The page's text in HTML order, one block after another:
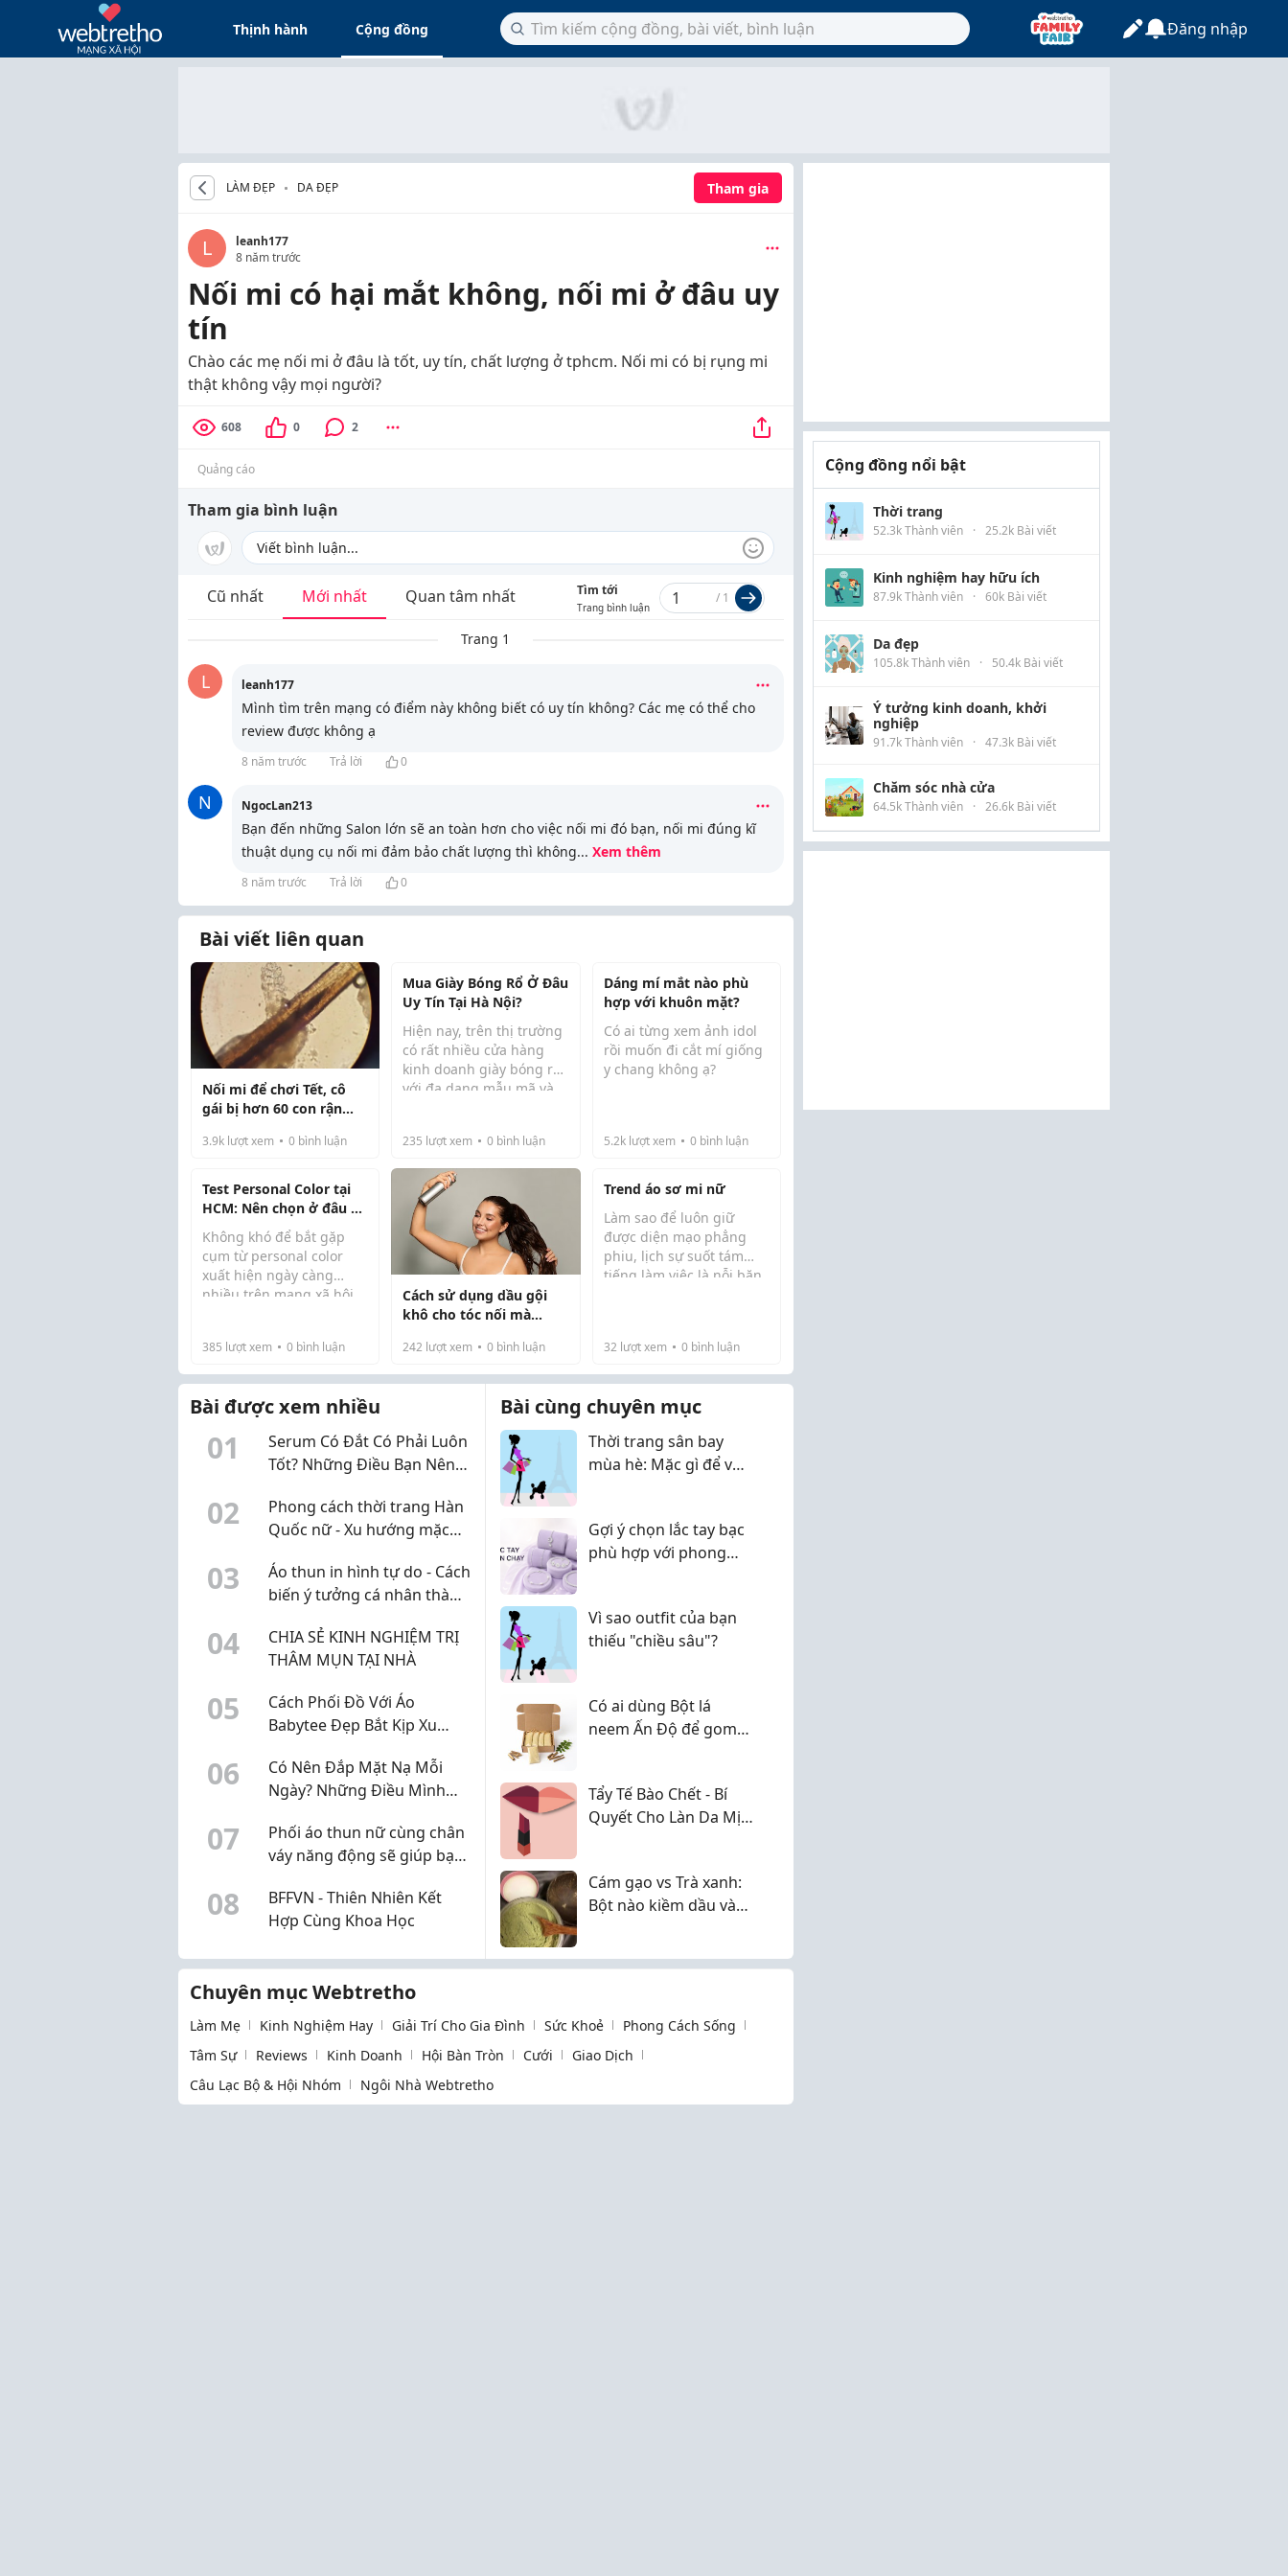
Thịnh hành Cộng đồng Đăng nhập
LÀM ĐẸP DA ĐẸP Tham gia
L
leanh177
8 năm trước
Nối mi có hại mắt không, nối mi ở đâu uy
tín
Chào các mẹ nối mi ở đâu là tốt, uy tín, chất lượng ở tphcm. Nối mi có bị rụng mi
thật không vậy mọi người?
608 0 2
Quảng cáo
Tham gia bình luận
Cũ nhất Mới nhất Quan tâm nhất Tìm tới
Trang bình luận
/ 1
Trang 1
L leanh177
Mình tìm trên mạng có điểm này không biết có uy tín không? Các mẹ có thể cho
review được không ạ
8 năm trước Trả lời 0
N NgocLan213
Bạn đến những Salon lớn sẽ an toàn hơn cho việc nối mi đó bạn, nối mi đúng kĩ
thuật dụng cụ nối mi đảm bảo chất lượng thì không... Xem thêm
8 năm trước Trả lời 0
Bài viết liên quan
Nối mi để chơi Tết, cô
gái bị hơn 60 con rận
3.9k lượt xem 0 bình luận
Mua Giày Bóng Rổ Ở Đâu
Uy Tín Tại Hà Nội?
Hiện nay, trên thị trường
có rất nhiều cửa hàng
kinh doanh giày bóng rổ
với đa dạng mẫu mã và
nào cũng cung cấp sản
phẩm chính hãng, đầy
đủ chế độ bảo ...
235 lượt xem 0 bình luận
Dáng mí mắt nào phù
hợp với khuôn mặt?
Có ai từng xem ảnh idol
rồi muốn đi cắt mí giống
y chang không ạ?
đúng dáng mí hot trend
hiểu mới thấy bác sĩ
thường không khuyến
khíc...
5.2klượt xem 0bình luận
Test Personal Color tại
HCM: Nên chọn ở đâu uy
tín?
Không khó để bắt gặp
cụm từ personal color
xuất hiện ngày càng
nhiều trên mạng xã hội
đầu tìm hiểu sâu hơn,
nhiều người lại rơi vào
một câu hỏi quen thuộ...
385 lượt xem 0 bình luận
Cách sử dụng dầu gội
khô cho tóc nối mà
242 lượt xem 0 bình luận
Trend áo sơ mi nữ
Làm sao để luôn giữ
được diện mạo phẳng
phiu, lịch sự suốt tám
tiếng làm việc là nỗi băn
thiên về những chi tiết
tối giản nhưng tin...
32 lượt xem 0bình luận
Bài được xem nhiều
01
Serum Có Đắt Có Phải Luôn
Tốt? Những Điều Bạn Nên
02
Phong cách thời trang Hàn
Quốc nữ - Xu hướng mặc
2026
03
Áo thun in hình tự do - Cách
biến ý tưởng cá nhân thành
04
CHIA SẺ KINH NGHIỆM TRỊ
THÂM MỤN TẠI NHÀ
05
Cách Phối Đồ Với Áo
Babytee Đẹp Bắt Kịp Xu
06
Có Nên Đắp Mặt Nạ Mỗi
Ngày? Những Điều Mình
Sử Dụng
07
Phối áo thun nữ cùng chân
váy năng động sẽ giúp bạn
08
BFFVN - Thiên Nhiên Kết
Hợp Cùng Khoa Học
Bài cùng chuyên mục
Thời trang sân bay
mùa hè: Mặc gì để vừa
Gợi ý chọn lắc tay bạc
phù hợp với phong
Vì sao outfit của bạn
thiếu "chiều sâu"?
Có ai dùng Bột lá
neem Ấn Độ để gom
Tẩy Tế Bào Chết - Bí
Quyết Cho Làn Da Mịn
Cám gạo vs Trà xanh:
Bột nào kiềm dầu và
Chuyên mục Webtretho
Làm Mẹ Kinh Nghiệm Hay Giải Trí Cho Gia Đình Sức Khoẻ
Phong Cách Sống
Tâm Sự
Reviews Kinh Doanh Hội Bàn Tròn Cưới
Giao Dịch
Câu Lạc Bộ & Hội Nhóm
Ngôi Nhà Webtretho
Cộng đồng nổi bật
Thời trang
52.3k Thành viên · 25.2k Bài viết
Kinh nghiệm hay hữu ích
87.9k Thành viên · 60k Bài viết
Da đẹp
105.8k Thành viên · 50.4k Bài viết
Ý tưởng kinh doanh, khởi
nghiệp
91.7k Thành viên · 47.3k Bài viết
Chăm sóc nhà cửa
64.5k Thành viên · 26.6k Bài viết